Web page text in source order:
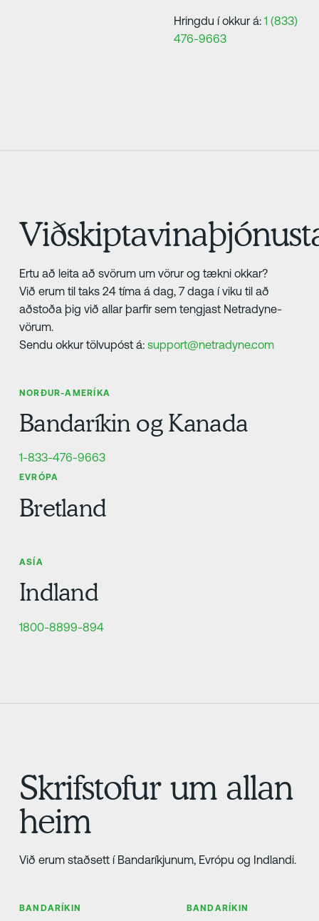
Hringdu í okkur á: 1 (833)
476-9663
Ertu að leita að svörum um vörur og tækni okkar?
Við erum til taks 24 tíma á dag, 7 daga í viku til að
aðstoða þig við allar þarfir sem tengjast Netradyne-
vörum.
Sendu okkur tölvupóst á: support@netradyne.com
NORÐUR-AMERÍKA
Bandaríkin og Kanada
1-833-476-9663
EVRÓPA
Bretland
ASÍA
Indland
1800-8899-894
Skrifstofur um allan
heim
Við erum staðsett í Bandaríkjunum, Evrópu og Indlandi.
BANDARÍKIN BANDARÍKIN